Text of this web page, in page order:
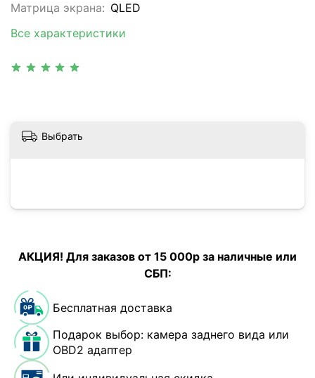
Матрица экрана: QLED
Все характеристики
Выбрать
АКЦИЯ! Для заказов от 15 000р за наличные или
СБП:
Бесплатная доставка
Подарок выбор: камера заднего вида или
OBD2 адаптер